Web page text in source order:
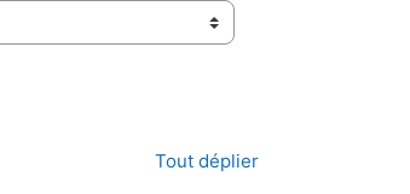
Tout déplier